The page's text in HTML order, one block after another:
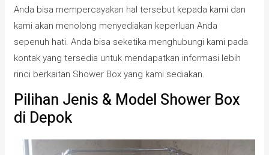
Anda bisa mempercayakan hal tersebut kepada kami dan
kami akan menolong menyediakan keperluan Anda
sepenuh hati. Anda bisa seketika menghubungi kami pada
kontak yang tersedia untuk mendapatkan informasi lebih
rinci berkaitan Shower Box yang kami sediakan.
Pilihan Jenis & Model Shower Box
di Depok